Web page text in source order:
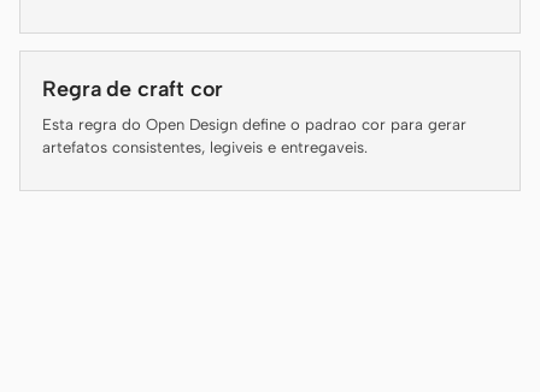
Aider
Antigravity
DeepSeek Reasonix
Regra de craft cor
Esta regra do Open Design define o padrao cor para gerar
artefatos consistentes, legiveis e entregaveis.